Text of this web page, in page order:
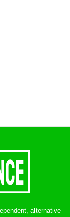
alternative